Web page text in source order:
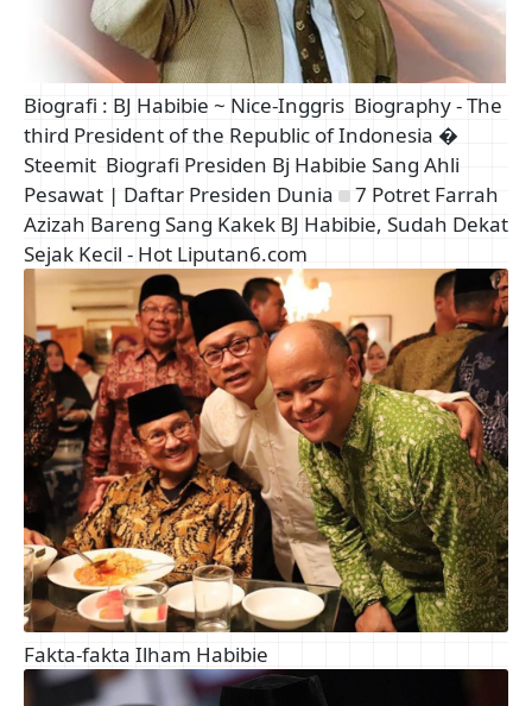
Biografi : BJ Habibie ~ Nice-Inggris Biography - The
third President of the Republic of Indonesia �
Steemit Biografi Presiden Bj Habibie Sang Ahli
Pesawat | Daftar Presiden Dunia
7 Potret Farrah
Azizah Bareng Sang Kakek BJ Habibie, Sudah Dekat
Sejak Kecil - Hot Liputan6.com
Fakta-fakta Ilham Habibie